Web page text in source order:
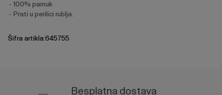
100% pamuk
Prati u perilici rublja.
Šifra artikla:645755
Besplatna dostava